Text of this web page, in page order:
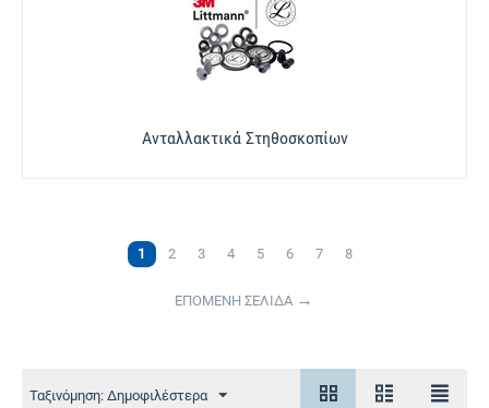
Ανταλλακτικά Στηθοσκοπίων
1 2 3 4 5 6 7 8
ΕΠΟΜΕΝΗ ΣΕΛΙΔΑ
Ταξινόμηση: Δημοφιλέστερα